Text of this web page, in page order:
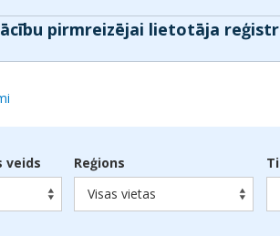
pirmreizējai lietotāja
veids
Reģions
Visas vietas